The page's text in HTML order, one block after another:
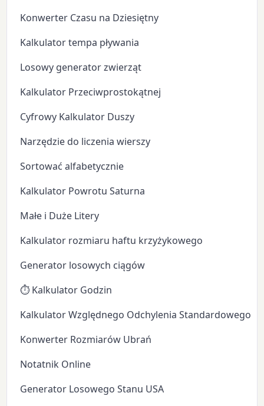
Konwerter Czasu na Dziesiętny
Kalkulator tempa pływania
Losowy generator zwierząt
Kalkulator Przeciwprostokątnej
Cyfrowy Kalkulator Duszy
Narzędzie do liczenia wierszy
Sortować alfabetycznie
Kalkulator Powrotu Saturna
Małe i Duże Litery
Kalkulator rozmiaru haftu krzyżykowego
Generator losowych ciągów
⏱️ Kalkulator Godzin
Kalkulator Względnego Odchylenia Standardowego
Konwerter Rozmiarów Ubrań
Notatnik Online
Generator Losowego Stanu USA